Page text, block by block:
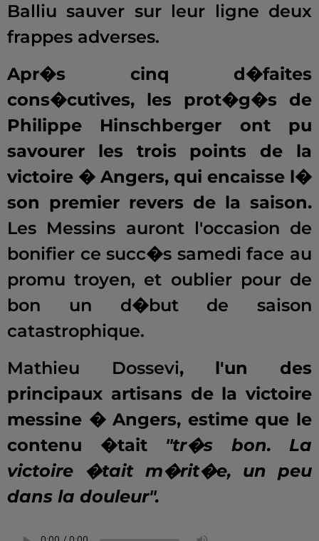
Balliu sauver sur leur ligne deux
frappes adverses.
Apr�s cinq d�faites
cons�cutives, les prot�g�s de
Philippe Hinschberger ont pu
savourer les trois points de la
victoire � Angers, qui encaisse l�
son premier revers de la saison.
Les Messins auront l'occasion de
bonifier ce succ�s samedi face au
promu troyen, et oublier pour de
bon un d�but de saison
catastrophique.
Mathieu Dossevi, l'un des
principaux artisans de la victoire
messine � Angers, estime que le
contenu �tait "tr�s bon. La
victoire �tait m�rit�e, un peu
dans la douleur".